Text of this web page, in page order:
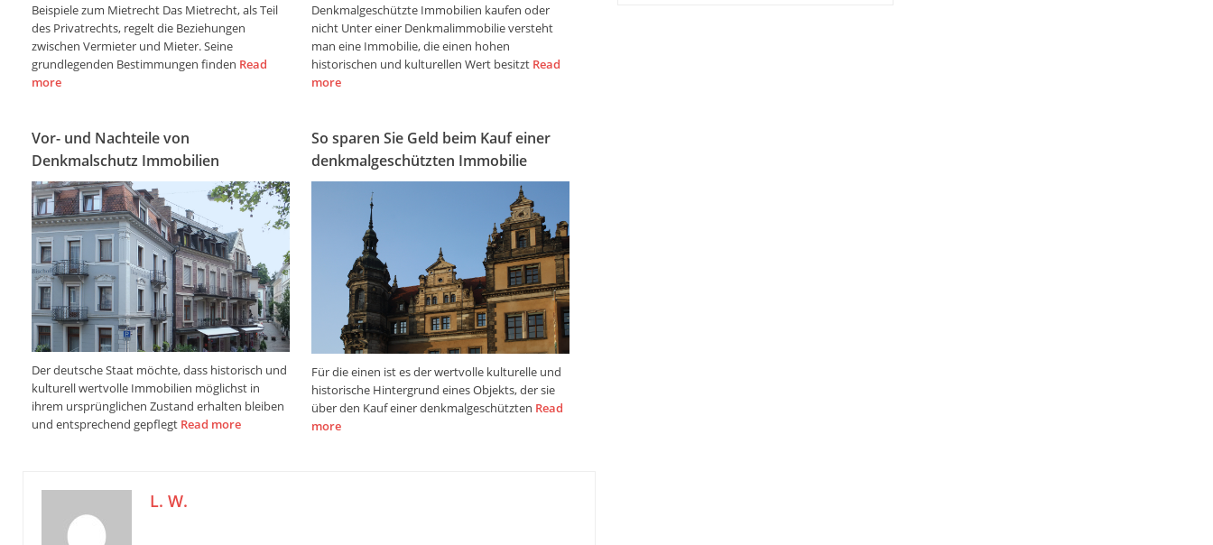
Beispiele zum Mietrecht Das Mietrecht, als Teil
des Privatrechts, regelt die Beziehungen
zwischen Vermieter und Mieter. Seine
grundlegenden Bestimmungen finden Read
more
Denkmalgeschützte Immobilien kaufen oder
nicht Unter einer Denkmalimmobilie versteht
man eine Immobilie, die einen hohen
historischen und kulturellen Wert besitzt Read
more
Vor- und Nachteile von
Denkmalschutz Immobilien
Der deutsche Staat möchte, dass historisch und
kulturell wertvolle Immobilien möglichst in
ihrem ursprünglichen Zustand erhalten bleiben
und entsprechend gepflegt Read more
So sparen Sie Geld beim Kauf einer
denkmalgeschützten Immobilie
Für die einen ist es der wertvolle kulturelle und
historische Hintergrund eines Objekts, der sie
über den Kauf einer denkmalgeschützten Read
more
L. W.